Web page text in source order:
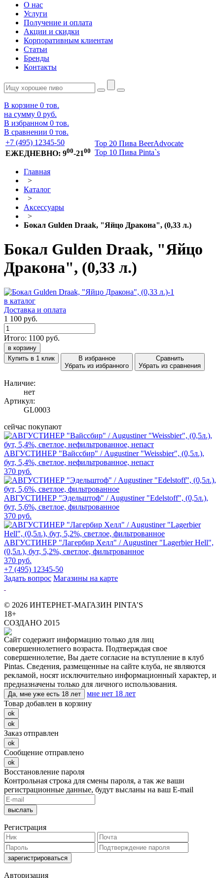
О нас
Услуги
Получение и оплата
Акции и скидки
Корпоративным клиентам
Статьи
Бренды
Контакты
В корзине 0 тов.
на сумму 0 руб.
В избранном 0 тов.
В сравнении 0 тов.
+7 (495) 12345-50
ЕЖЕДНЕВНО: 900-2100
Top 20 Пива BeerAdvocate
Top 10 Пива Pinta`s
Главная
>
Каталог
>
Аксессуары
>
Бокал Gulden Draak, "Яйцо Дракона", (0,33 л.)
Бокал Gulden Draak, "Яйцо
Дракона", (0,33 л.)
в каталог
Доставка и оплата
1 100 руб.
Итого: 1100 руб.
в корзину
Купить в 1 клик
В избранное
Убрать из избранного
Сравнить
Убрать из сравнения
Наличие:
нет
Артикул:
GL0003
сейчас покупают
АВГУСТИНЕР "Вайссбир" / Augustiner "Weissbier", (0,5л.),
бут, 5,4%, светлое, нефильтрованное, непаст
370 руб.
АВГУСТИНЕР "Эдельштоф" / Augustiner "Edelstoff", (0,5л.),
бут, 5,6%, светлое, фильтрованное
370 руб.
АВГУСТИНЕР "Лагербир Хелл" / Augustiner "Lagerbier Hell",
(0,5л.), бут, 5,2%, светлое, фильтрованное
370 руб.
+7 (495) 12345-50
Задать вопрос Магазины на карте
© 2026 ИНТЕРНЕТ-МАГАЗИН PINTA’S
18+
СОЗДАНО 2015
Сайт содержит информацию только для лиц
совершеннолетнего возраста. Подтверждая свое
совершеннолетие, Вы даете согласие на вступление в клуб
Pintas. Сведения, размещенные на сайте клуба, не являются
рекламой, носят исключительно информационный характер, и
предназначены только для личного использования.
Да, мне уже есть 18 лет
мне нет 18 лет
Товар добавлен в корзину
ok
ok
Заказ отправлен
ok
Сообщение отправлено
ok
Восстановление пароля
Контрольная строка для смены пароля, а так же ваши
регистрационные данные, будут высланы на ваш E-mail
Регистрация
Авторизация